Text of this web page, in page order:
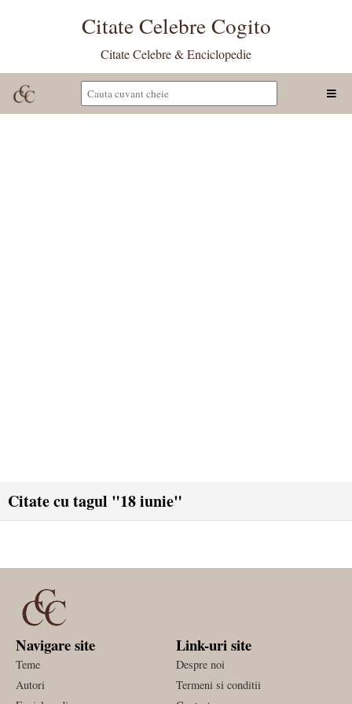
Citate Celebre Cogito
Citate Celebre & Enciclopedie
Citate cu tagul "18 iunie"
Navigare site
Teme
Autori
Link-uri site
Despre noi
Termeni si conditii